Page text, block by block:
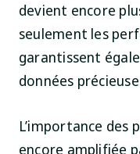
devient encore
seulement les
garantissent
données
L’importance des
encore amplifiée